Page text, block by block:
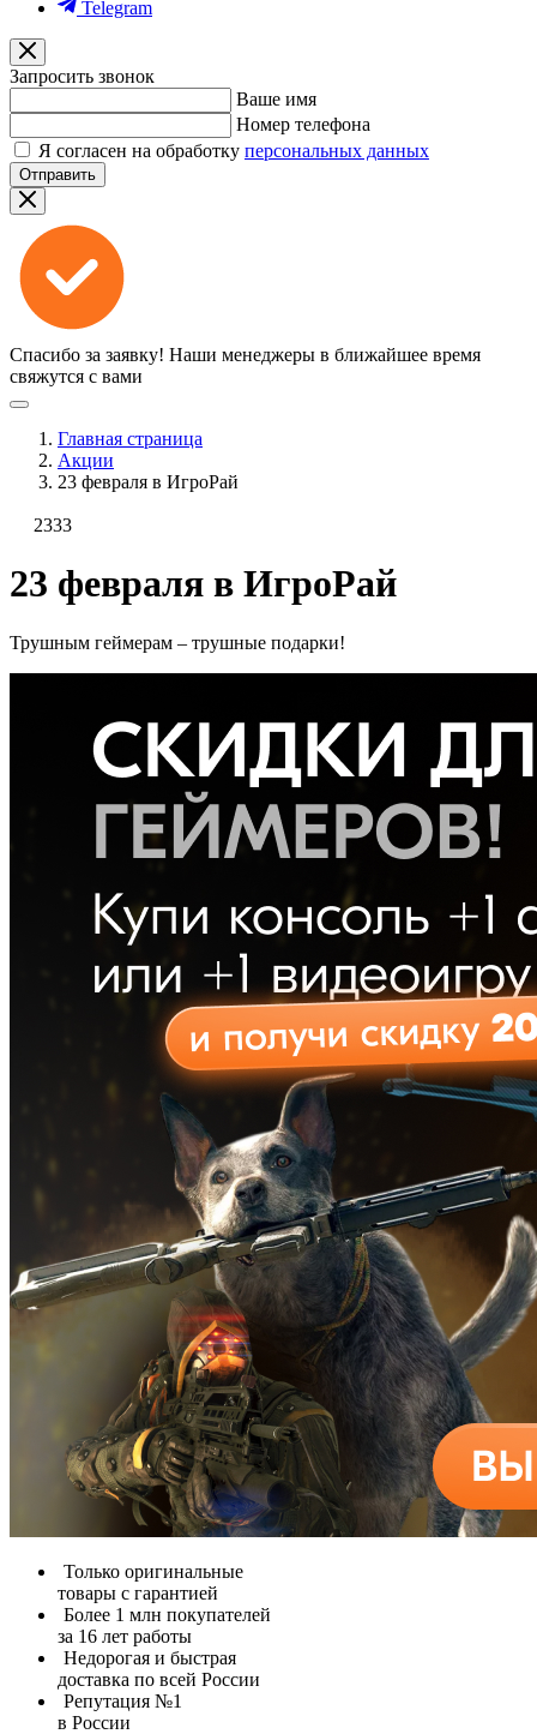
Telegram
Запросить звонок
Ваше имя
Номер телефона
Я согласен на обработку персональных данных
Отправить
Спасибо за заявку! Наши менеджеры в ближайшее время
свяжутся с вами
Главная страница
Акции
23 февраля в ИгроРай
2333
23 февраля в ИгроРай
Трушным геймерам – трушные подарки!
Только оригинальные
товары с гарантией
Более 1 млн покупателей
за 16 лет работы
Недорогая и быстрая
доставка по всей России
Репутация №1
в России